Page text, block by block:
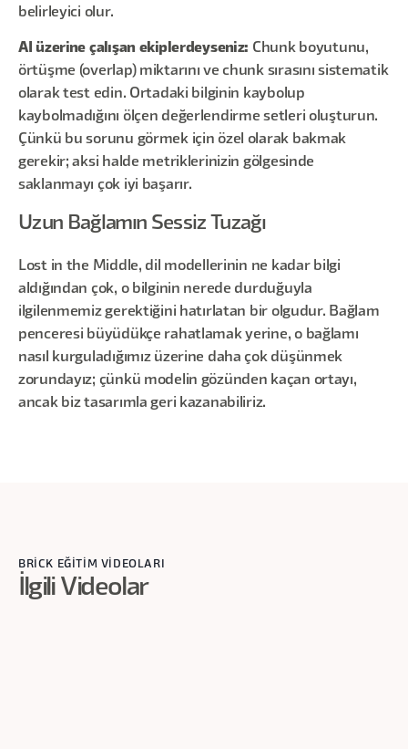
belirleyici olur.
AI üzerine çalışan ekiplerdeyseniz: Chunk boyutunu,
örtüşme (overlap) miktarını ve chunk sırasını sistematik
olarak test edin. Ortadaki bilginin kaybolup
kaybolmadığını ölçen değerlendirme setleri oluşturun.
Çünkü bu sorunu görmek için özel olarak bakmak
gerekir; aksi halde metriklerinizin gölgesinde
saklanmayı çok iyi başarır.
Uzun Bağlamın Sessiz Tuzağı
Lost in the Middle, dil modellerinin ne kadar bilgi
aldığından çok, o bilginin nerede durduğuyla
ilgilenmemiz gerektiğini hatırlatan bir olgudur. Bağlam
penceresi büyüdükçe rahatlamak yerine, o bağlamı
nasıl kurguladığımız üzerine daha çok düşünmek
zorundayız; çünkü modelin gözünden kaçan ortayı,
ancak biz tasarımla geri kazanabiliriz.
BRİCK EĞİTİM VİDEOLARI
İlgili Videolar